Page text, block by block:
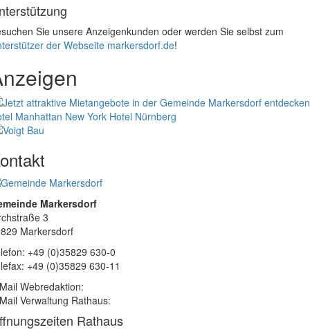
Sie unsere Anzeigenkunden oder werden Sie selbst zum
der Webseite markersdorf.de!
Manhattan New York Hotel Nürnberg
Markersdorf
3
Markersdorf
+49 (0)35829 630-0
+49 (0)35829 630-11
Webredaktion:
Verwaltung Rathaus:
Rathaus